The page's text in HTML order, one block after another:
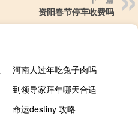
资阳春节停车收费吗
河南人过年吃兔子肉吗
到领导家拜年哪天合适
命运destiny 攻略